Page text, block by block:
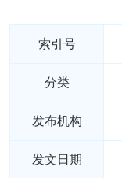
索引号
分类
发布机构
发文日期